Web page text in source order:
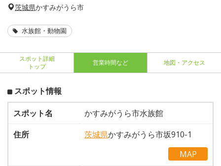
茨城県かすみがうら市
水族館・動物園
スポット詳細
トップ
営業時間など 地図・アクセス
スポット情報
スポット名
かすみがうら市水族館
住所
茨城県かすみがうら市坂910-1
MAP